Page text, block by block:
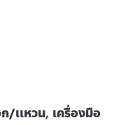
/เเหวน, เครื่องมือ